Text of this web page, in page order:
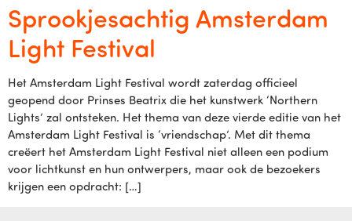
Sprookjesachtig Amsterdam
Light Festival
Het Amsterdam Light Festival wordt zaterdag officieel
geopend door Prinses Beatrix die het kunstwerk ‘Northern
Lights’ zal ontsteken. Het thema van deze vierde editie van het
Amsterdam Light Festival is ‘vriendschap’. Met dit thema
creëert het Amsterdam Light Festival niet alleen een podium
voor lichtkunst en hun ontwerpers, maar ook de bezoekers
krijgen een opdracht: […]